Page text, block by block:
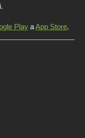
Play aApp Store.